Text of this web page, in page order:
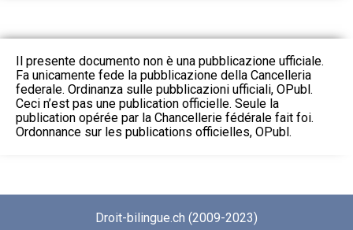
Il presente documento non è una pubblicazione ufficiale.
Fa unicamente fede la pubblicazione della Cancelleria
federale. Ordinanza sulle pubblicazioni ufficiali, OPubl.
Ceci n’est pas une publication officielle. Seule la
publication opérée par la Chancellerie fédérale fait foi.
Ordonnance sur les publications officielles, OPubl.
Droit-bilingue.ch (2009-2023)